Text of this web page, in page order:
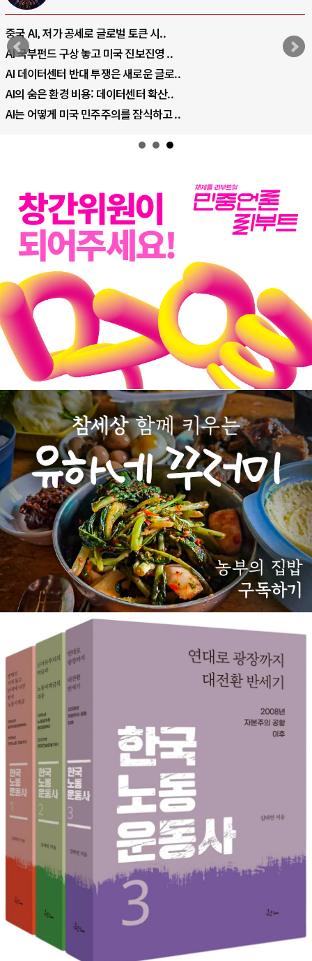
중국 AI, 저가 공세로 글로벌 토큰 시..
AI 국부펀드 구상 놓고 미국 진보진영 ..
AI 데이터센터 반대 투쟁은 새로운 글로..
AI의 숨은 환경 비용: 데이터센터 확산..
AI는 어떻게 미국 민주주의를 잠식하고 ..